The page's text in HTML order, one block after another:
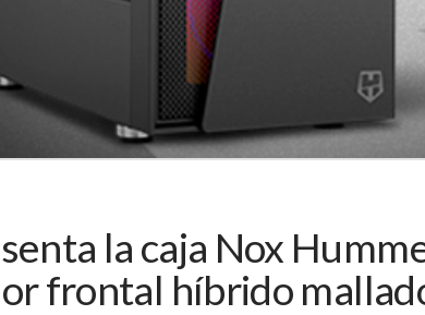
la caja Nox
frontal híbrido